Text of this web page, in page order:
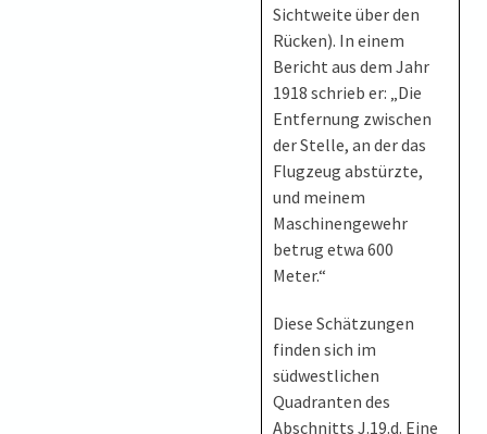
Sichtweite über den
Rücken). In einem
Bericht aus dem Jahr
1918 schrieb er: „Die
Entfernung zwischen
der Stelle, an der das
Flugzeug abstürzte,
und meinem
Maschinengewehr
betrug etwa 600
Meter.“
Diese Schätzungen
finden sich im
südwestlichen
Quadranten des
Abschnitts J.19.d. Eine